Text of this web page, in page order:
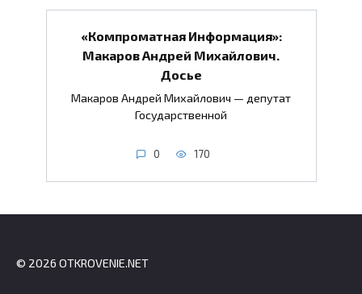
«Компроматная Информация»:
Макаров Андрей Михайлович.
Досье
Макаров Андрей Михайлович — депутат
Государственной
0 170
© 2026 OTKROVENIE.NET